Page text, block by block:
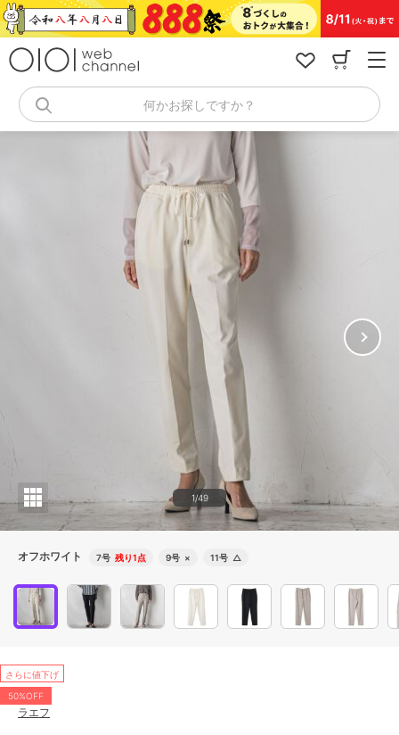
コ
ン
キ
何かお探しですか？
1/49
オフホワイト 7号 残り1点 9号 × 11号 △
さらに値下げ
50%OFF
ラエフ